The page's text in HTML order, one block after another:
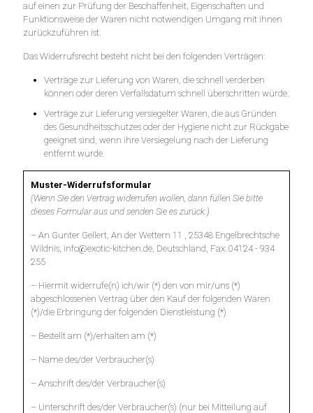
auf einen zur Prüfung der Beschaffenheit, Eigenschaften und
Funktionsweise der Waren nicht notwendigen Umgang mit ihnen
zurückzuführen ist.
Das Widerrufsrecht besteht nicht bei den folgenden Verträgen:
Verträge zur Lieferung von Waren, die schnell verderben
können oder deren Verfallsdatum schnell überschritten würde.
Verträge zur Lieferung versiegelter Waren, die aus Gründen
des Gesundheitsschutzes oder der Hygiene nicht zur Rückgabe
geeignet sind, wenn ihre Versiegelung nach der Lieferung
entfernt wurde.
Muster-Widerrufsformular
(Wenn Sie den Vertrag widerrufen wollen, dann füllen Sie bitte
dieses Formular aus und senden Sie es zurück.)
– An Gunter Gellert, An der Wettern 11 , 25348 Engelbrechtsche
Wildnis, info@exotic-kitchen.de, Deutschland, Fax: 04124 - 934
255
– Hiermit widerrufe(n) ich/wir (*) den von mir/uns (*)
abgeschlossenen Vertrag über den Kauf der folgenden Waren
(*)/die Erbringung der folgenden Dienstleistung (*)
– Bestellt am (*)/erhalten am (*)
– Name des/der Verbraucher(s)
– Anschrift des/der Verbraucher(s)
– Unterschrift des/der Verbraucher(s) (nur bei Mitteilung auf